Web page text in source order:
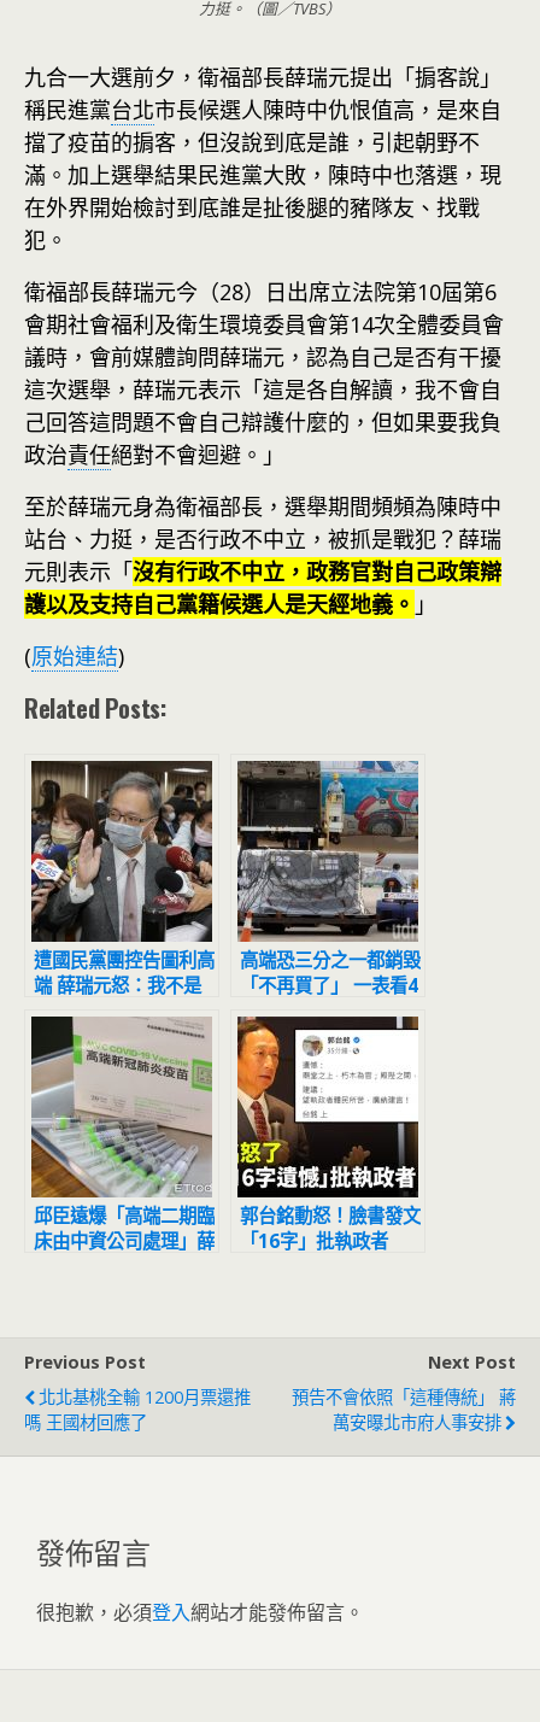
力挺。（圖／TVBS）
九合一大選前夕，衛福部長薛瑞元提出「掮客說」
稱民進黨台北市長候選人陳時中仇恨值高，是來自
擋了疫苗的掮客，但沒說到底是誰，引起朝野不
滿。加上選舉結果民進黨大敗，陳時中也落選，現
在外界開始檢討到底誰是扯後腿的豬隊友、找戰
犯。
衛福部長薛瑞元今（28）日出席立法院第10屆第6
會期社會福利及衛生環境委員會第14次全體委員會
議時，會前媒體詢問薛瑞元，認為自己是否有干擾
這次選舉，薛瑞元表示「這是各自解讀，我不會自
己回答這問題不會自己辯護什麼的，但如果要我負
政治責任絕對不會迴避。」
至於薛瑞元身為衛福部長，選舉期間頻頻為陳時中
站台、力挺，是否行政不中立，被抓是戰犯？薛瑞
元則表示「沒有行政不中立，政務官對自己政策辯
護以及支持自己黨籍候選人是天經地義。 」
(原始連結)
Related Posts:
遭國民黨團控告圖利高
端 薛瑞元怒：我不是
任人欺負的公務員 和
李德維肯定有一人會抓
去關
高端恐三分之一都銷毀
「不再買了」 一表看4
品牌新冠疫苗銷毀多少
劑
邱臣遠爆「高端二期臨
床由中資公司處理」薛
郭台銘動怒！臉書發文
「16字」批執政者
Previous Post
北北基桃全輸 1200月票還推
嗎 王國材回應了
Next Post
預告不會依照「這種傳統」 蔣
萬安曝北市府人事安排
發佈留言
很抱歉，必須登入網站才能發佈留言。